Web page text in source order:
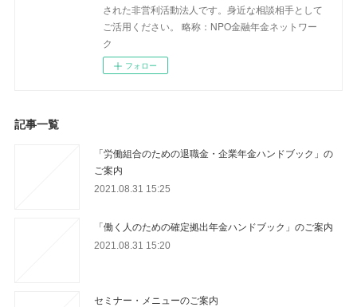
された非営利活動法人です。身近な相談相手として
ご活用ください。 略称：NPO金融年金ネットワー
ク
フォロー
記事一覧
「労働組合のための退職金・企業年金ハンドブック」の
ご案内
2021.08.31 15:25
「働く人のための確定拠出年金ハンドブック」のご案内
2021.08.31 15:20
セミナー・メニューのご案内